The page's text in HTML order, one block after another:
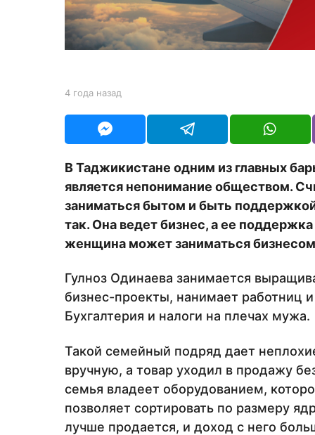
д
а
н
b
Y
U
4 года назад
а
а
з
д
В Таджикистане одним из главных
является непонимание обществом.
заниматься бытом и быть
так. Она ведет бизнес, а ее
женщина может заниматься
Гулноз Одинаева занимается
бизнес-проекты, нанимает работниц
Бухгалтерия и налоги на плечах мужа.
Такой семейный подряд дает
вручную, а товар уходил в продажу
семья владеет оборудованием,
позволяет сортировать по размеру
лучше продается, и доход с него